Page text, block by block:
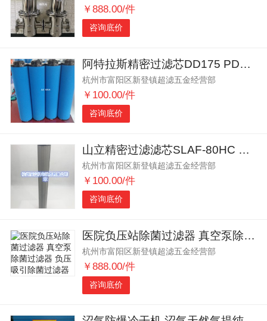
￥888.00/件
咨询底价
阿特拉斯精密过滤芯DD175 PD175 QD175
杭州市富阳区新登镇超滤五金经营部
￥100.00/件
咨询底价
山立精密过滤滤芯SLAF-80HC SLAF-80HT
杭州市富阳区新登镇超滤五金经营部
￥100.00/件
咨询底价
医院负压站除菌过滤器 真空泵除菌过滤器 负压吸引除菌过滤器
杭州市富阳区新登镇超滤五金经营部
￥888.00/件
咨询底价